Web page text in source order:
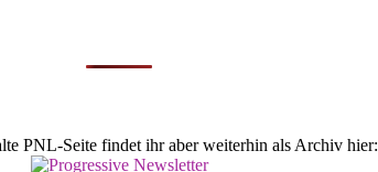
PNL-Seite findet ihr aber weiterhin als Archiv hier: